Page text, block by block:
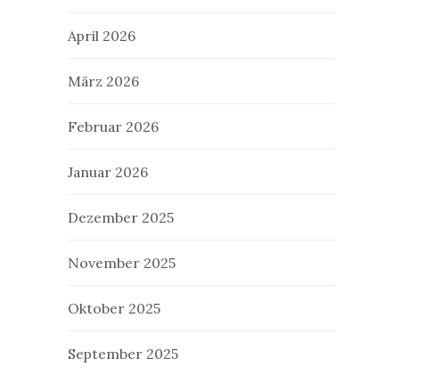
April 2026
März 2026
Februar 2026
Januar 2026
Dezember 2025
November 2025
Oktober 2025
September 2025